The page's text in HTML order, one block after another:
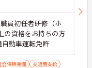
員初任者研修（ホ
の資格をお持ちの方
動車運転免許
会保険完備
交通費支給